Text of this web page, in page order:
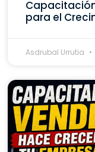
para el
Asdrubal Urrutia